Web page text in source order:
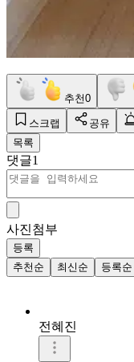
추천0
스크랩 공유
목록
댓글1
사진첨부
등록
추천순
최신순 등록순
전혜진